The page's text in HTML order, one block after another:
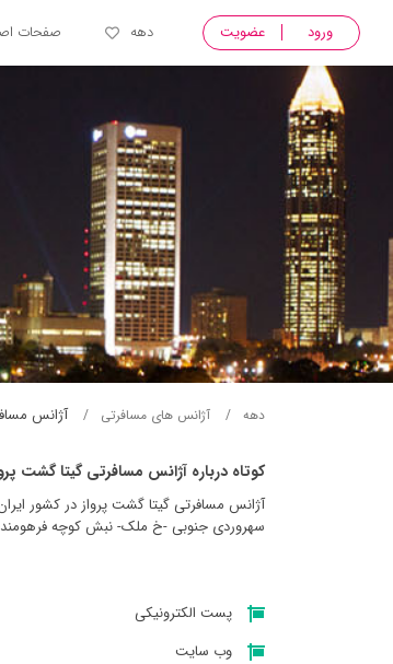
ورود عضویت دهه صفحات
دهه آژانس های مسافرتی آژانس
کوتاه درباره آژانس مسافرتی گيتا گشت
آژانس مسافرتی گيتا گشت پرواز در کشور
سهروردی جنوبی -خ ملک- نبش کوچه فرهومند- پ 1 -ط 1 -واحد 3.
پست الکترونیکی
وب سایت